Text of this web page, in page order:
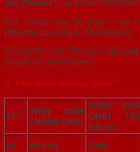
hdf, Plastic) + cộng thêm 500.000đ/
Cửa chống cháy 90 phút = giá
(70) phút cộng thêm 200.000đ/m2,
Cửa chống cháy 120 phút = giá cửa
cộng thêm 200.000đ/m2
2. Cửa thép chống cháy
STT
THỜI GIAN
CHỐNG CHÁY
CHIỀU CAO
CÁNH TỐI
ĐA(mm)
01 60’ (70’) 2.400